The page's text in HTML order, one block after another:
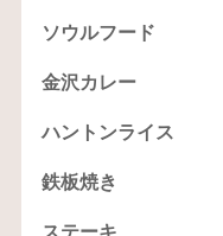
ソウルフード
金沢カレー
ハントンライス
鉄板焼き
ステーキ